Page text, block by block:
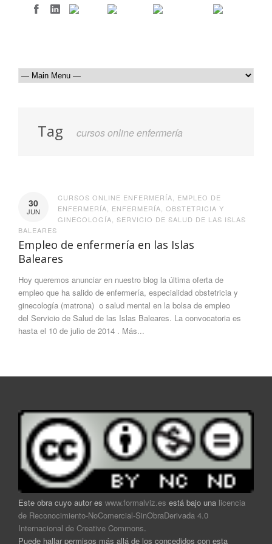
Tag cursos online enfermería
30
JUN
CURSOS ONLINE ENFERMERÍA
EMPLEO DE
ENFERMERÍA
ENFERMERÍA OBSTETRICIA Y
GINECOLOGÍA SERVICIO DE SALUD DE LAS ISLAS
BALEARES
Empleo de enfermería en las Islas
Baleares
Hoy queremos anunciar en nuestro blog la última oferta de
empleo que ha salido de enfermería, especialidad obstetricia y
ginecología (matrona) o salud mental en la bolsa de empleo
del Servicio de Salud de las Islas Baleares. La convocatoria es
hasta el 10 de julio de 2014 . Más...
Este obra cuyo autor es www.formalviz.es está bajo una licencia
de Reconocimiento-NoComercial-SinObraDerivada 4.0
Internacional de Creative Commons.
Puede hallar permisos más allá de los concedidos con esta